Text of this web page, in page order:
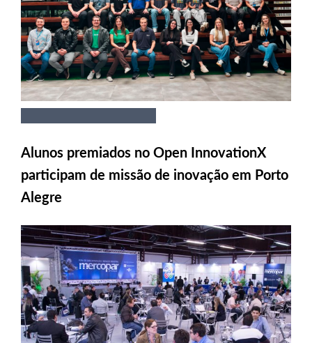
Alunos premiados no Open InnovationX
participam de missão de inovação em Porto
Alegre